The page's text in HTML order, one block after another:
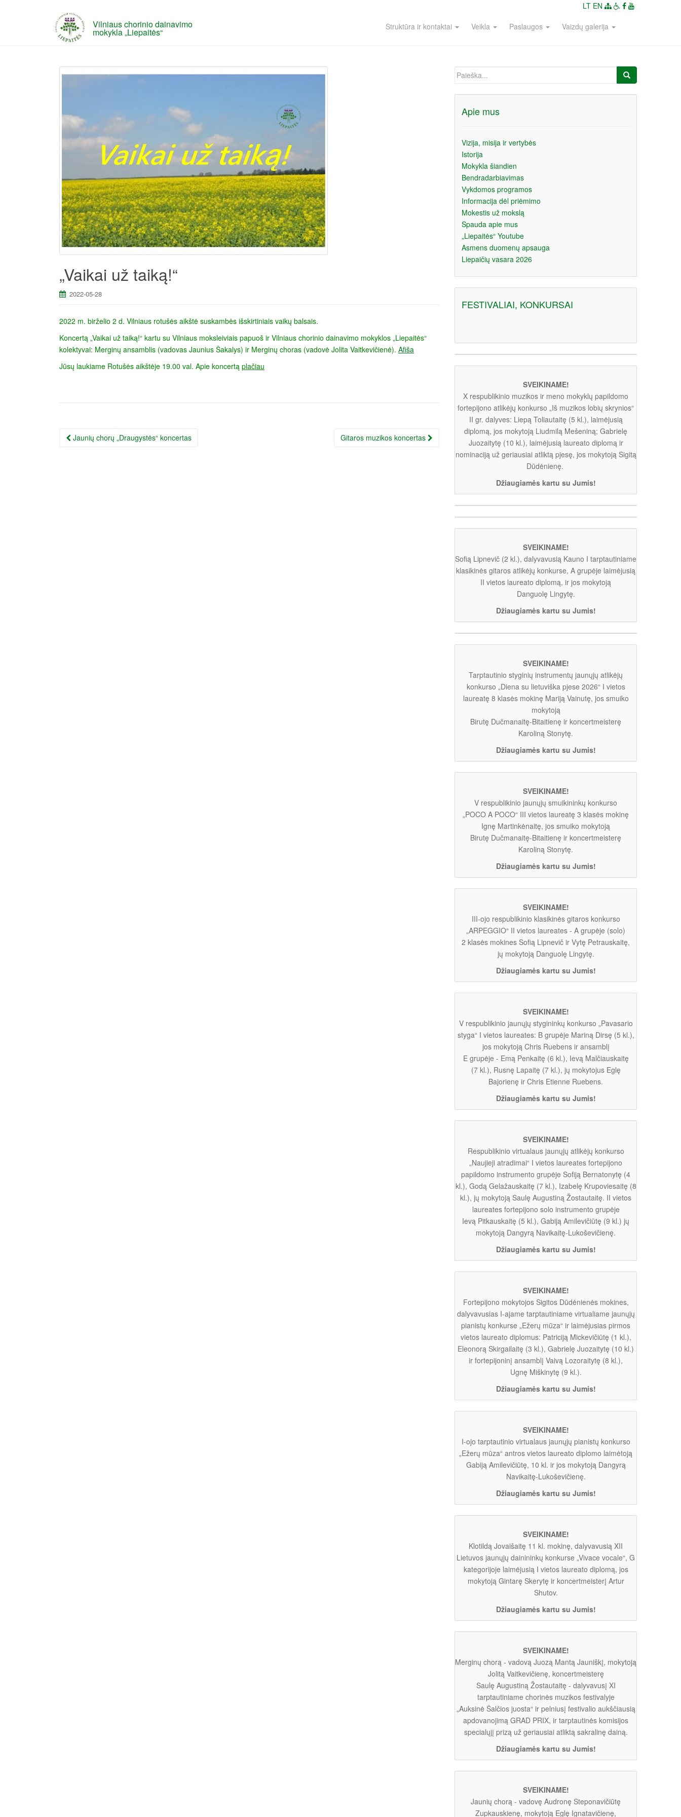
Vilniaus chorinio dainavimo
mokykla „Liepaitės“
LT EN
Struktūra ir kontaktai Veikla Paslaugos Vaizdų galerija
„Vaikai už taiką!“
2022-05-28
2022 m. birželio 2 d. Vilniaus rotušės aikštė suskambės išskirtiniais vaikų balsais.
Koncertą „Vaikai už taiką!“ kartu su Vilniaus moksleiviais papuoš ir Vilniaus chorinio dainavimo mokyklos „Liepaitės“
kolektyvai: Merginų ansamblis (vadovas Jaunius Šakalys) ir Merginų choras (vadovė Jolita Vaitkevičienė). Afiša
Jūsų laukiame Rotušės aikštėje 19.00 val. Apie koncertą plačiau
Įrašo
Jaunių chorų „Draugystės“ koncertas Gitaros muzikos koncertas
Ieškoti:
Apie mus
Vizija, misija ir vertybės
Istorija
Mokykla šiandien
Bendradarbiavimas
Vykdomos programos
Informacija dėl priėmimo
Mokestis už mokslą
Spauda apie mus
„Liepaitės“ Youtube
Asmens duomenų apsauga
Liepaičių vasara 2026
FESTIVALIAI, KONKURSAI
SVEIKINAME!
X respublikinio muzikos ir meno mokyklų papildomo
fortepijono atlikėjų konkurso „Iš muzikos lobių skrynios“
II gr. dalyves: Liepą Toliautaitę (5 kl.), laimėjusią
diplomą, jos mokytoją Liudmilą Mešeniną; Gabrielę
Juozaitytę (10 kl.), laimėjusią laureato diplomą ir
nominaciją už geriausiai atliktą pjesę, jos mokytoją Sigitą
Dūdėnienę.
Džiaugiamės kartu su Jumis!
SVEIKINAME!
Sofią Lipnevič (2 kl.), dalyvavusią Kauno I tarptautiniame
klasikinės gitaros atlikėjų konkurse, A grupėje laimėjusią
II vietos laureato diplomą, ir jos mokytoją
Danguolę Lingytę.
Džiaugiamės kartu su Jumis!
SVEIKINAME!
Tarptautinio styginių instrumentų jaunųjų atlikėjų
konkurso „Diena su lietuviška pjese 2026“ I vietos
laureatę 8 klasės mokinę Mariją Vainutę, jos smuiko
mokytoją
Birutę Dučmanaitę-Bitaitienę ir koncertmeisterę
Karoliną Stonytę.
Džiaugiamės kartu su Jumis!
SVEIKINAME!
V respublikinio jaunųjų smuikininkų konkurso
„POCO A POCO“ III vietos laureatę 3 klasės mokinę
Ignę Martinkėnaitę, jos smuiko mokytoją
Birutę Dučmanaitę-Bitaitienę ir koncertmeisterę
Karoliną Stonytę.
Džiaugiamės kartu su Jumis!
SVEIKINAME!
III-ojo respublikinio klasikinės gitaros konkurso
„ARPEGGIO“ II vietos laureates - A grupėje (solo)
2 klasės mokines Sofią Lipnevič ir Vytę Petrauskaitę,
jų mokytoją Danguolę Lingytę.
Džiaugiamės kartu su Jumis!
SVEIKINAME!
V respublikinio jaunųjų stygininkų konkurso „Pavasario
styga“ I vietos laureates: B grupėje Mariną Dirsę (5 kl.),
jos mokytoją Chris Ruebens ir ansamblį
E grupėje - Emą Penkaitę (6 kl.), Ievą Malčiauskaitę
(7 kl.), Rusnę Lapaitę (7 kl.), jų mokytojus Eglę
Bajorienę ir Chris Etienne Ruebens.
Džiaugiamės kartu su Jumis!
SVEIKINAME!
Respublikinio virtualaus jaunųjų atlikėjų konkurso
„Naujieji atradimai“ I vietos laureates fortepijono
papildomo instrumento grupėje Sofiją Bernatonytę (4
kl.), Godą Gelažauskaitę (7 kl.), Izabelę Krupoviesaitę (8
kl.), jų mokytoją Saulę Augustiną Žostautaitę. II vietos
laureates fortepijono solo instrumento grupėje
Ievą Pitkauskaitę (5 kl.), Gabiją Amilevičiūtę (9 kl.) jų
mokytoją Dangyrą Navikaitę-Lukoševičienę.
Džiaugiamės kartu su Jumis!
SVEIKINAME!
Fortepijono mokytojos Sigitos Dūdėnienės mokines,
dalyvavusias I-ajame tarptautiniame virtualiame jaunųjų
pianistų konkurse „Ežerų mūza“ ir laimėjusias pirmos
vietos laureato diplomus: Patriciją Mickevičiūtę (1 kl.),
Eleonorą Skirgailaitę (3 kl.), Gabrielę Juozaitytę (10 kl.)
ir fortepijoninį ansamblį Vaivą Lozoraitytę (8 kl.),
Ugnę Miškinytę (9 kl.).
Džiaugiamės kartu su Jumis!
SVEIKINAME!
I-ojo tarptautinio virtualaus jaunųjų pianistų konkurso
„Ežerų mūza“ antros vietos laureato diplomo laimėtoją
Gabiją Amilevičiūtę, 10 kl. ir jos mokytoją Dangyrą
Navikaitę-Lukoševičienę.
Džiaugiamės kartu su Jumis!
SVEIKINAME!
Klotildą Jovaišaitę 11 kl. mokinę, dalyvavusią XII
Lietuvos jaunųjų dainininkų konkurse „Vivace vocale“, G
kategorijoje laimėjusią I vietos laureato diplomą, jos
mokytoją Gintarę Skerytę ir koncertmeisterį Artur
Shutov.
Džiaugiamės kartu su Jumis!
SVEIKINAME!
Merginų chorą - vadovą Juozą Mantą Jauniškį, mokytoją
Jolitą Vaitkevičienę, koncertmeisterę
Saulę Augustiną Žostautaitę - dalyvavusį XI
tarptautiniame chorinės muzikos festivalyje
„Auksinė Šalčios juosta“ ir pelniusį festivalio aukščiausią
apdovanojimą GRAD PRIX, ir tarptautinės komisijos
specialųjį prizą už geriausiai atliktą sakralinę dainą.
Džiaugiamės kartu su Jumis!
SVEIKINAME!
Jaunių chorą - vadovę Audronę Steponavičiūtę
Zupkauskienę, mokytoją Eglę Ignatavičienę,